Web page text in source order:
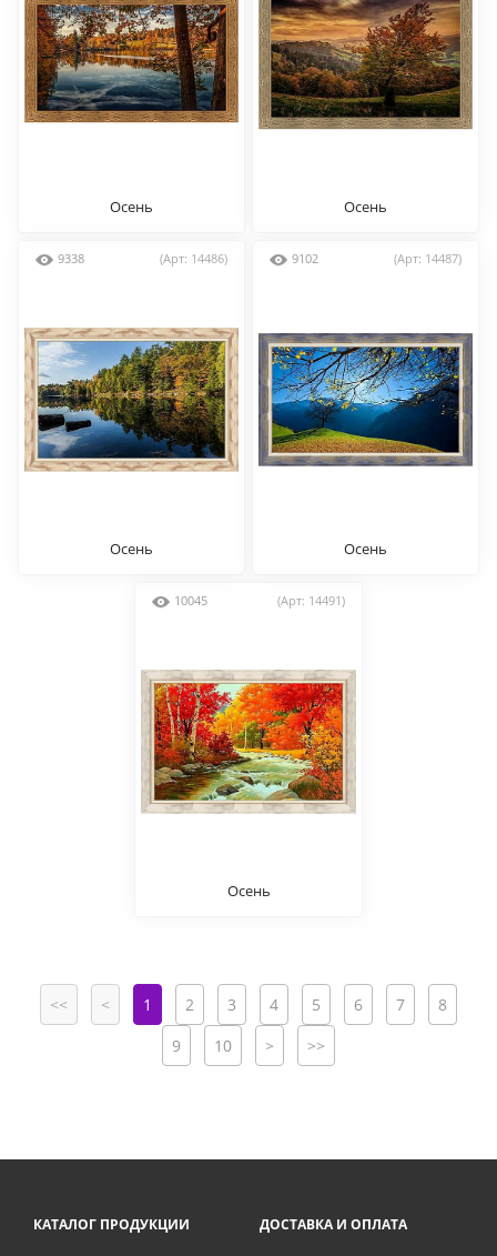
Осень Осень
9338 (Арт: 14486)
Осень
9102 (Арт: 14487)
Осень
10045 (Арт: 14491)
Осень
<< < 1 2 3 4 5 6 7
8
9
10 > >>
КАТАЛОГ ПРОДУКЦИИ
ДОСТАВКА И ОПЛАТА